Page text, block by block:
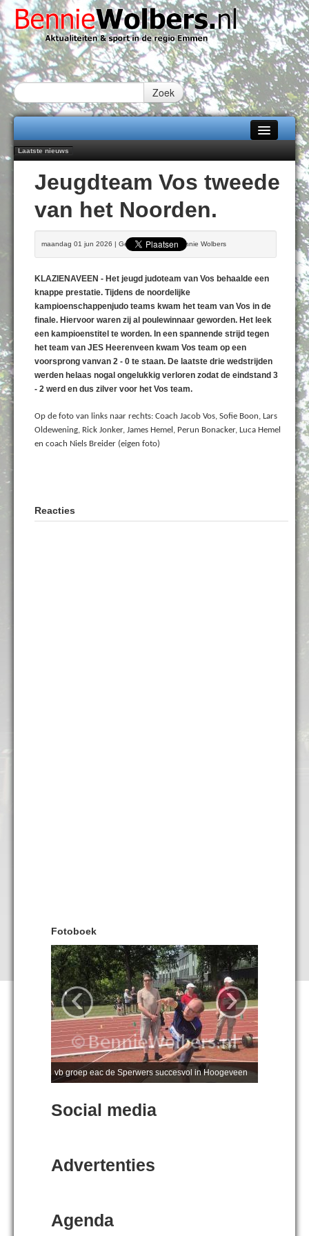
Zoek
Home
Alle categorieën
Over Bennie Wolbers
Fotoboek
Laatste nieuws
nieuwe rugsponsor
Najaar '26 staat live!
102 kaarsen voor eeuwling Mieke Sijbom-Maatje
Emmen wint op Open Dag overtuigend van Almere City
Treffer van Quispel bezorgt FC Emmen droomstart
Jeugdteam Vos tweede
van het Noorden.
maandag 01 jun 2026 | Geschreven door Bennie Wolbers
KLAZIENAVEEN - Het jeugd judoteam van Vos behaalde een
knappe prestatie. Tijdens de noordelijke
kampioenschappenjudo teams kwam het team van Vos in de
finale. Hiervoor waren zij al poulewinnaar geworden. Het leek
een kampioenstitel te worden. In een spannende strijd tegen
het team van JES Heerenveen kwam Vos team op een
voorsprong vanvan 2 - 0 te staan. De laatste drie wedstrijden
werden helaas nogal ongelukkig verloren zodat de eindstand 3
- 2 werd en dus zilver voor het Vos team.
Op de foto van links naar rechts: Coach Jacob Vos, Sofie Boon, Lars
Oldewening, Rick Jonker, James Hemel, Perun Bonacker, Luca Hemel
en coach Niels Breider (eigen foto)
Reacties
Fotoboek
vb groep eac de Sperwers succesvol in Hoogeveen
‹ ›
Social media
Advertenties
Agenda